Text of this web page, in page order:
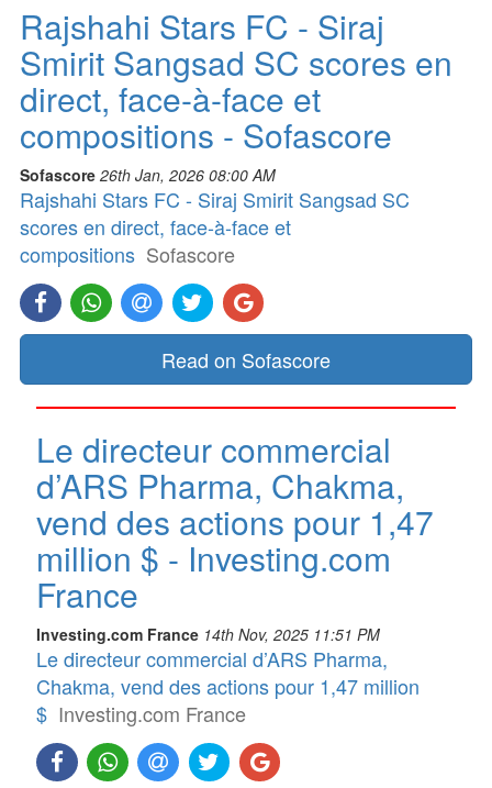
Rajshahi Stars FC - Siraj
Smirit Sangsad SC scores en
direct, face-à-face et
compositions - Sofascore
Sofascore 26th Jan, 2026 08:00 AM
Rajshahi Stars FC - Siraj Smirit Sangsad SC
scores en direct, face-à-face et
compositions Sofascore
Read on Sofascore
Le directeur commercial
d’ARS Pharma, Chakma,
vend des actions pour 1,47
million $ - Investing.com
France
Investing.com France 14th Nov, 2025 11:51 PM
Le directeur commercial d’ARS Pharma,
Chakma, vend des actions pour 1,47 million
$ Investing.com France